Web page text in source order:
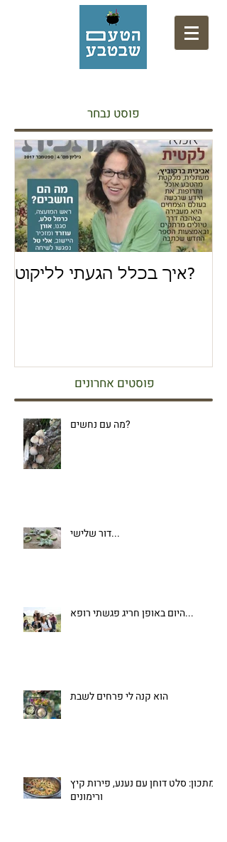
פוסט נבחר
איך בכלל הגעתי לליקוט?
פוסטים אחרונים
מה עם נחשים?
דור שלישי...
היום באופן חריג פגשתי רופא...
הוא קנה לי פרחים לשבת
מתכון: סלט דוחן עם נענע, פירות קיץ
ורימונים